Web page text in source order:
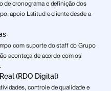
de cronograma e definição dos
apoio Latitud e cliente desde a
com suporte do staff do Grupo
aconteça de acordo com os
(RDO Digital)
controle de qualidade e